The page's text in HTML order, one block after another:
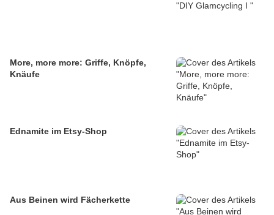
More, more more: Griffe, Knöpfe,
Knäufe
Ednamite im Etsy-Shop
Aus Beinen wird Fächerkette